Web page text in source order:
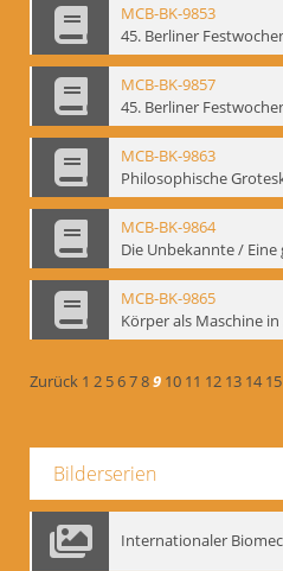
MCB-BK-9853
MCB-BK-9857
MCB-BK-9863
MCB-BK-9864
MCB-BK-9865
Zurück 1 2 56789 10 11 12 13 14 15
Bilderserien